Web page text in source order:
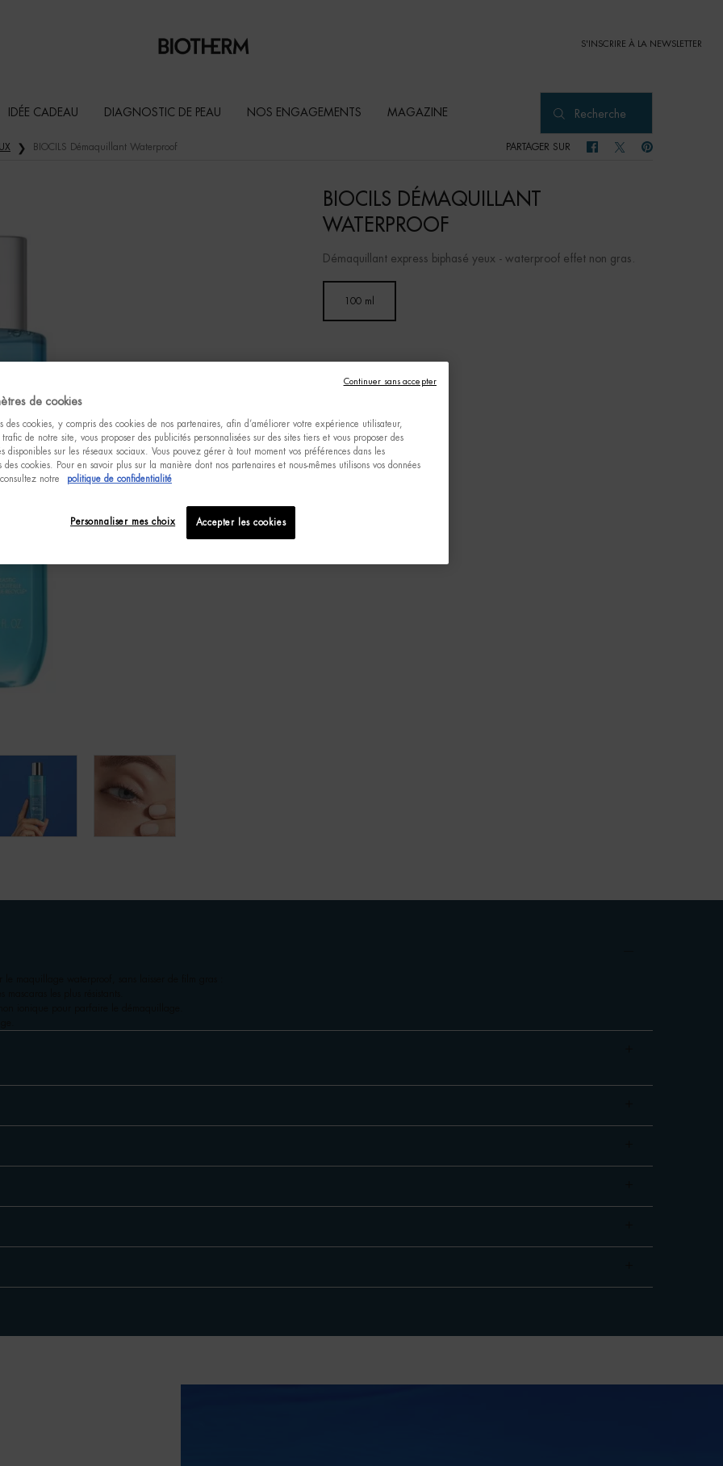
S'INSCRIRE À LA NEWSLETTER
IDÉE CADEAU DIAGNOSTIC DE PEAU NOS ENGAGEMENTS MAGAZINE Recherche
BIOCILS Démaquillant Waterproof PARTAGER SUR PARTAGER SUR FACEBOOK
PARTAGER SUR TWITTER
PARTAGER SUR
BIOCILS DÉMAQUILLANT
WATERPROOF
Démaquillant express biphasé yeux - waterproof effet non gras.
Selected
100 ml
, 1 of 1
de cookies
des cookies, y compris des cookies de nos partenaires, afin d’améliorer votre expérience utilisateur,
trafic de notre site, vous proposer des publicités personnalisées sur des sites tiers et vous proposer des
disponibles sur les réseaux sociaux. Vous pouvez gérer à tout moment vos préférences dans les
des cookies. Pour en savoir plus sur la manière dont nos partenaires et nous-mêmes utilisons vos données
notre
politique de confidentialité
Accepter les cookies
Personnaliser mes choix
Continuer sans accepter